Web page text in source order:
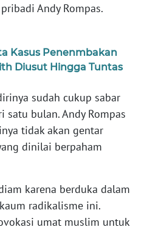
Andy Rompas.
Kasus Penenmbakan
Diusut Hingga Tuntas
sudah cukup sabar
bulan. Andy Rompas
tidak akan gentar
dinilai berpaham
karena berduka dalam
radikalisme ini.
umat muslim untuk